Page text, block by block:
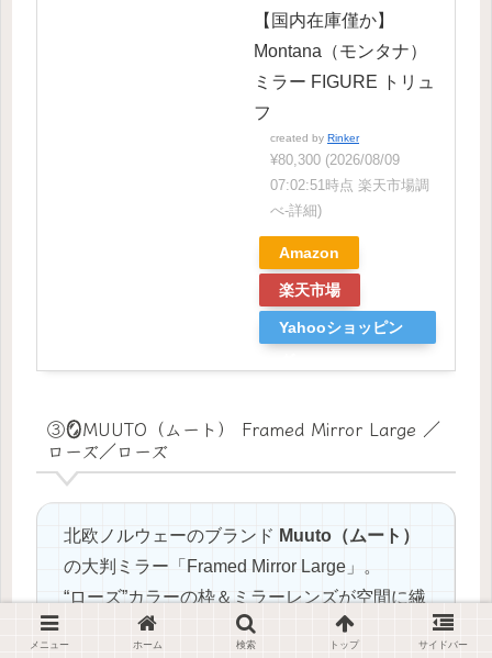
【国内在庫僅か】
Montana（モンタナ）
ミラー FIGURE トリュ
フ
created by Rinker
¥80,300 (2026/08/09
07:02:51時点 楽天市場調
べ-詳細)
Amazon
楽天市場
Yahooショッピン
③🪞MUUTO（ムート） Framed Mirror Large ／
ローズ／ローズ
北欧ノルウェーのブランド Muuto（ムート）
の大判ミラー「Framed Mirror Large」。
“ローズ”カラーの枠＆ミラーレンズが空間に繊
細な色調を添えます🌸
メニュー ホーム 検索 トップ サイドバー